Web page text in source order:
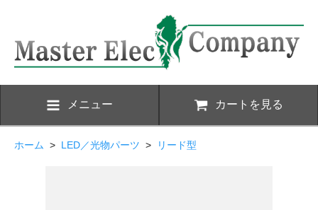
メニュー カートを見る
ホーム > LED／光物パーツ > リード型